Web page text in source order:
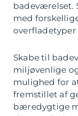
badeværelset.
med
Skabe til
miljøvenlige
mulighed for
fremstillet af
bæredygtige